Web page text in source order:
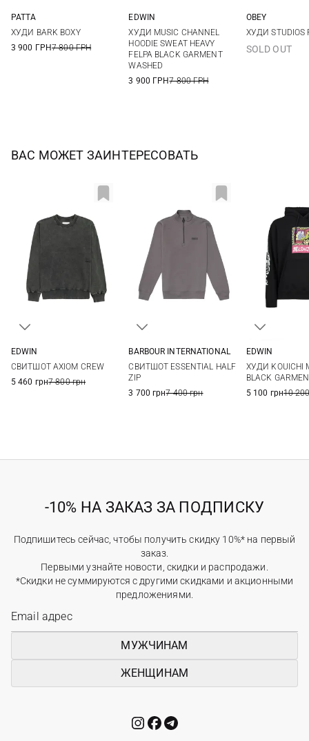
PATTA
ХУДИ BARK BOXY
3 900 ГРН7 800 ГРН
XXL
EDWIN
ХУДИ MUSIC CHANNEL
HOODIE SWEAT HEAVY
FELPA BLACK GARMENT
WASHED
3 900 ГРН7 800 ГРН
XXL
OBEY
ХУДИ STUDIOS
SOLD OUT
ВАС МОЖЕТ ЗАИНТЕРЕСОВАТЬ
EDWIN
СВИТШОТ AXIOM CREW
5 460 грн7 800 грн
BARBOUR INTERNATIONAL
СВИТШОТ ESSENTIAL HALF
ZIP
3 700 грн7 400 грн
XXL
EDWIN
ХУДИ KOUICHI
BLACK
5 100 грн10
-10% НА ЗАКАЗ ЗА ПОДПИСКУ
Подпишитесь сейчас, чтобы получить скидку 10%* на первый
заказ.
Первыми узнайте новости, скидки и распродажи.
*Скидки не суммируются с другими скидками и акционными
предложениями.
МУЖЧИНАМ
ЖЕНЩИНАМ